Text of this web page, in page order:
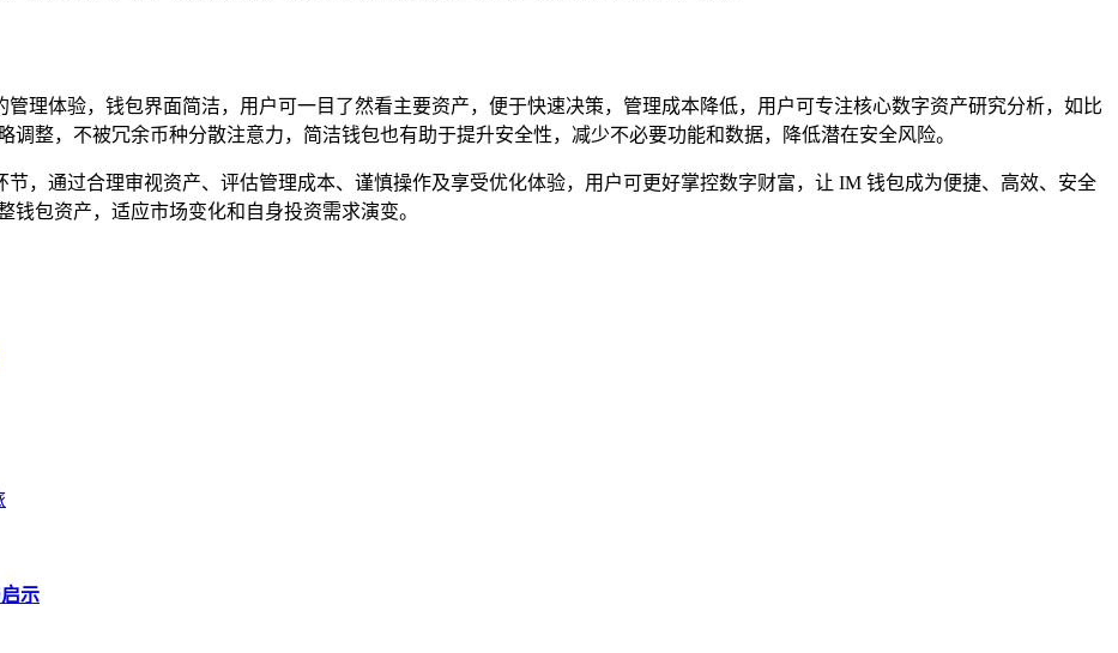
理体验，钱包界面简洁，用户可一目了然看主要资产，便于快速决策，管理成本降低，用户可专注核心数字资产研究分析，如比
调整，不被冗余币种分散注意力，简洁钱包也有助于提升安全性，减少不必要功能和数据，降低潜在安全风险。
，通过合理审视资产、评估管理成本、谨慎操作及享受优化体验，用户可更好掌控数字财富，让 IM 钱包成为便捷、高效、安全
包资产，适应市场变化和自身投资需求演变。
示